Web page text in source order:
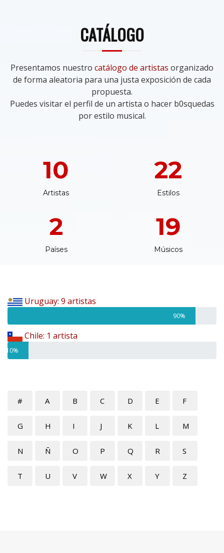
CATÁLOGO
Presentamos nuestro catálogo de artistas organizado
de forma aleatoria para una justa exposición de cada
propuesta.
Puedes visitar el perfil de un artista o hacer b0squedas
por estilo musical.
10
Artistas
22
Estilos
2
Países
19
Músicos
Uruguay: 9 artistas
90%
Chile: 1 artista
10%
# A B C D E F
G H I J K L M
N Ñ O P Q R S
T U V W X Y Z